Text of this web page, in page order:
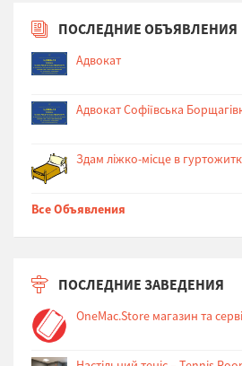
ПОСЛЕДНИЕ ОБЪЯВЛЕНИЯ
Адвокат
Адвокат Софіївська
Здам ліжко-місце в
Все Объявления
ПОСЛЕДНИЕ ЗАВЕДЕНИЯ
OneMac.Store магазин та